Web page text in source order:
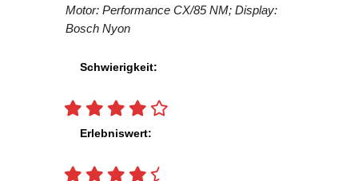
Motor: Performance CX/85 NM; Display:
Bosch Nyon
Schwierigkeit:
Erlebniswert: